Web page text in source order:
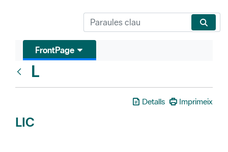
FrontPage
L
Detalls Imprimeix
LIC